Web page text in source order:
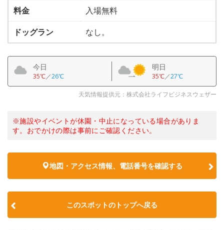
料金
入場無料
ドッグラン
なし。
今日
35℃／26℃
明日
35℃／27℃
天気情報提供元：株式会社ライフビジネスウェザー
※施設やイベントが休園・中止になっている場合がありま
す。おでかけの際は事前にご確認ください。
地図・アクセス情報、電話番号を確認する
このスポットのトップへ戻る